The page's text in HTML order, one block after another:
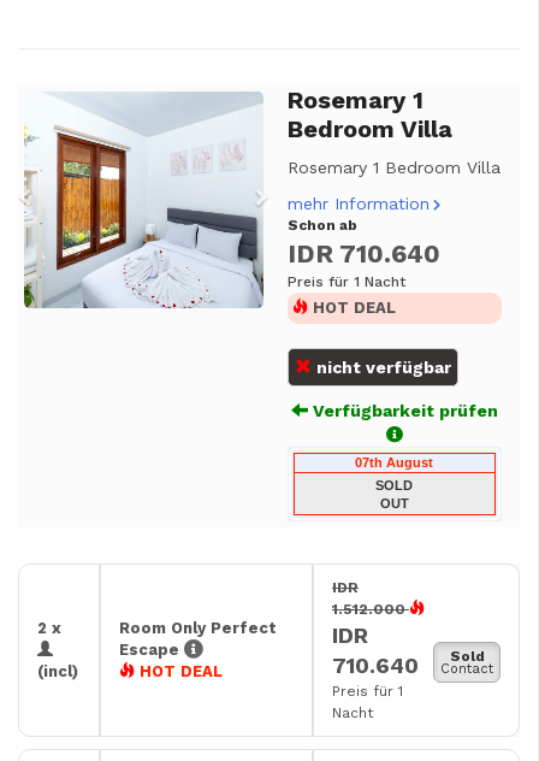
Previous NextRosemary 1
Bedroom Villa
Rosemary 1 Bedroom Villa
mehr Information
Schon ab
IDR 710.640
Preis für 1 Nacht
HOT DEAL
nicht verfügbar
Verfügbarkeit prüfen
07th August
SOLD
OUT
2 x
(incl)
Room Only Perfect
Escape
HOT DEAL
IDR
1.512.000
IDR
710.640
Preis für 1
Nacht
Sold
Contact